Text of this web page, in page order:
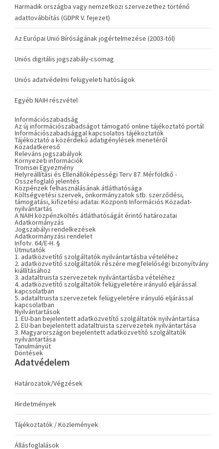
Harmadik országba vagy nemzetközi szervezethez történő
adattovábbítás (GDPR V. fejezet)
Az Európai Unió Bíróságának jogértelmezése (2003-tól)
Uniós digitális jogszabály-csomag
Uniós adatvédelmi felügyeleti hatóságok
Egyéb NAIH részvétel
Információszabadság
Az új információszabadságot támogató online tájékoztató portál
Információszabadsággal kapcsolatos tájékoztatók
Tájékoztató a közérdekű adatigénylések menetéről
Közadatkereső
Releváns jogszabályok
Környezeti információk
Tromsøi Egyezmény
Helyreállítási és Ellenállóképességi Terv 87. Mérföldkő -
Összefoglaló jelentés
Közpénzek felhasználásának átláthatósága
Költségvetési szervek, önkormányzatok stb. szerződési,
támogatási, kifizetési adatai: Központi Információs Közadat-
nyilvántartás
A NAIH közpénzköltés átláthatóságát érintő határozatai
Adatkormányzás
Jogszabályi rendelkezések
Adatkormányzási rendelet
Infotv. 64/E-H. §
Útmutatók
1. adatközvetítő szolgáltatók nyilvántartásba vételéhez
2. adatközvetítő szolgáltatók részére megfelelőségi bizonyítvány
kiállításához
3. adataltruista szervezetek nyilvántartásba vételéhez
4. adatközvetítő szolgáltatók felügyeletére irányuló eljárással
kapcsolatban
5. adataltruista szervezetek felügyeletére irányuló eljárással
kapcsolatban
Nyilvántartások
1. EU-ban bejelentett adatközvetítő szolgáltatók nyilvántartása
2. EU-ban bejelentett adataltruista szervezetek nyilvántartása
3. Magyarországon bejelentett adatközvetítő szolgáltatók
nyilvántartása
Tanulmányút
Döntések
Adatvédelem
Határozatok/Végzések
Hirdetmények
Tájékoztatók / Közlemények
Állásfoglalások